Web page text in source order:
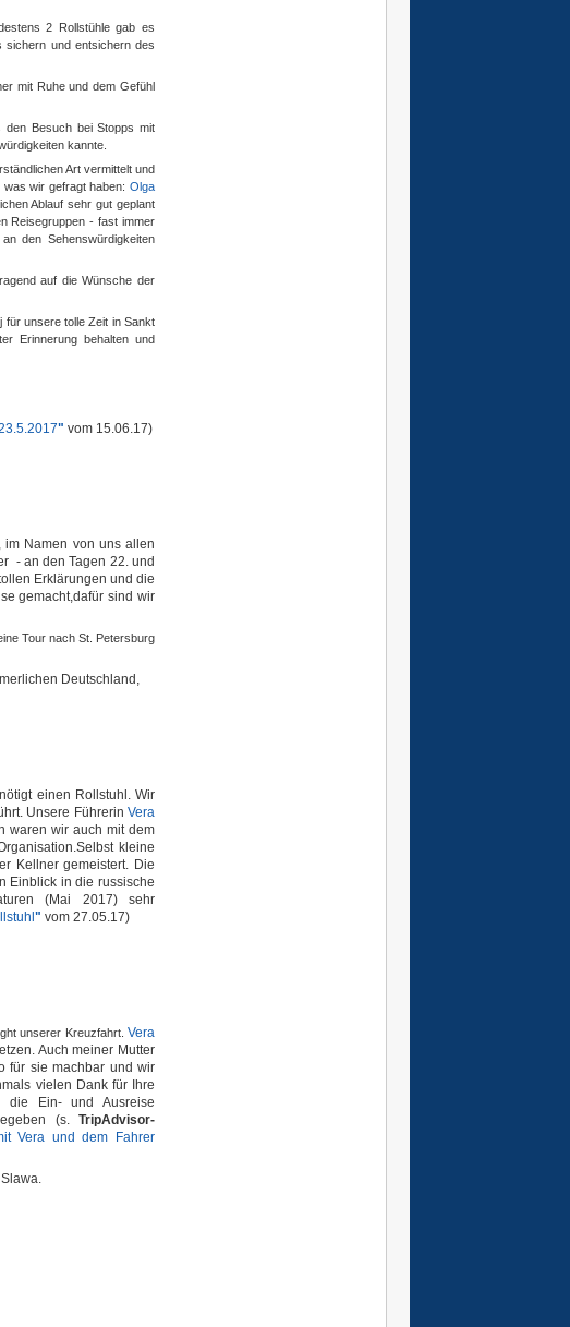
2 Rollstühle gab es
sichern und entsichern des
mit Ruhe und dem Gefühl
den Besuch bei Stopps mit
kannte.
Art vermittelt und
wir gefragt haben: Olga
Ablauf sehr gut geplant
Reisegruppen - fast immer
den Sehenswürdigkeiten
auf die Wünsche der
für unsere tolle Zeit in Sankt
Erinnerung behalten und
" vom 15.06.17)
im Namen von uns allen
- an den Tagen 22. und
Erklärungen und die
gemacht,dafür sind wir
Tour nach St. Petersburg
Deutschland,
einen Rollstuhl. Wir
Unsere Führerin Vera
waren wir auch mit dem
kleine
Kellner gemeistert. Die
Einblick in die russische
(Mai 2017) sehr
" vom 27.05.17)
unserer Kreuzfahrt. Vera
Auch meiner Mutter
für sie machbar und wir
vielen Dank für Ihre
die Ein- und Ausreise
(s. TripAdvisor-
Vera und dem Fahrer